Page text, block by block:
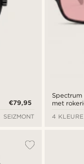
€79,95
SEIZMONT
met
4